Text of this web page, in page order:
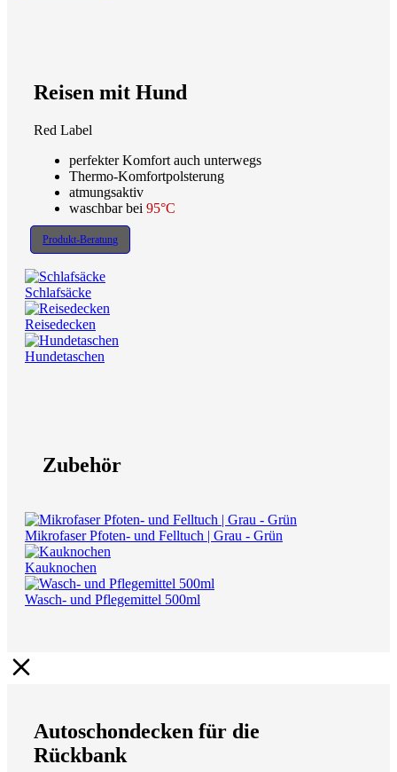
Reisen mit Hund
Red Label
perfekter Komfort auch unterwegs
Thermo-Komfortpolsterung
atmungsaktiv
waschbar bei 95°C
Produkt-Beratung
Schlafsäcke
Reisedecken
Hundetaschen
Zubehör
Mikrofaser Pfoten- und Felltuch | Grau - Grün
Kauknochen
Wasch- und Pflegemittel 500ml
Autoschondecken für die
Rückbank